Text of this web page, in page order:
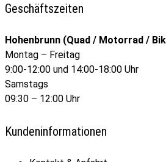
Geschäftszeiten
Hohenbrunn (Quad / Motorrad /
Montag – Freitag
9:00-12:00 und 14:00-18:00 Uhr
Samstags
09:30 – 12:00 Uhr
Kundeninformationen